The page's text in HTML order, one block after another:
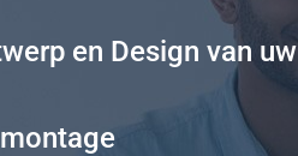
en Design van uw